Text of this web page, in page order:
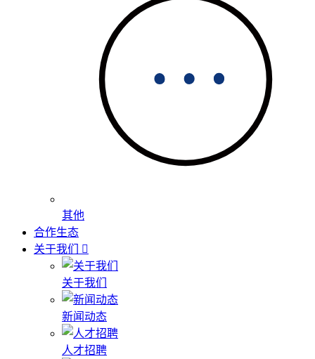
其他
合作生态
关于我们
关于我们
新闻动态
人才招聘